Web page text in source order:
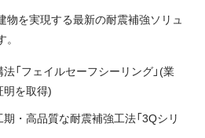
物を実現する最新の耐震補強ソリュ
「フェイルセーフシーリング」(業
を取得)
・高品質な耐震補強工法「3Qシリ